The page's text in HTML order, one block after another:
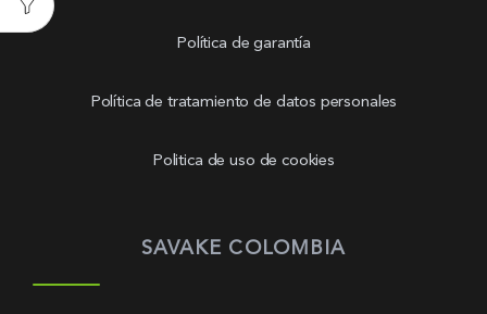
Política de garantía
Política de tratamiento de datos personales
Politica de uso de cookies
SAVAKE COLOMBIA